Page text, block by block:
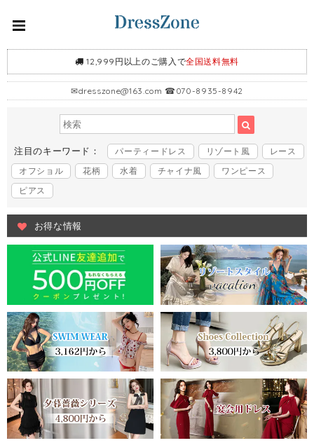
12,999円以上のご購入で全国送料無料
✉dresszone@163.com ☎070-8935-8942
注目のキーワード： パーティードレス リゾート風
レース
オフショル
花柄 水着 チャイナ風
ワンピース
ピアス
お得な情報